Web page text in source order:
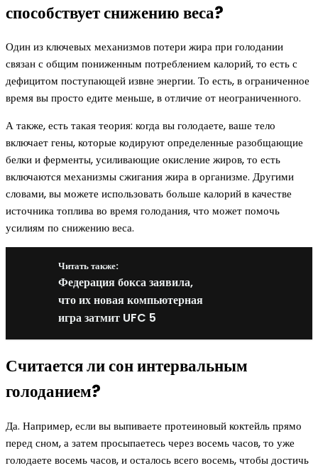
способствует снижению веса?
Один из ключевых механизмов потери жира при голодании
связан с общим пониженным потреблением калорий, то есть с
дефицитом поступающей извне энергии. То есть, в ограниченное
время вы просто едите меньше, в отличие от неограниченного.
А также, есть такая теория: когда вы голодаете, ваше тело
включает гены, которые кодируют определенные разобщающие
белки и ферменты, усиливающие окисление жиров, то есть
включаются механизмы сжигания жира в организме. Другими
словами, вы можете использовать больше калорий в качестве
источника топлива во время голодания, что может помочь
усилиям по снижению веса.
Читать также:
Федерация бокса заявила,
что их новая компьютерная
игра затмит UFC 5
Считается ли сон интервальным
голоданием?
Да. Например, если вы выпиваете протеиновый коктейль прямо
перед сном, а затем просыпаетесь через восемь часов, то уже
голодаете восемь часов, и осталось всего восемь, чтобы достичь